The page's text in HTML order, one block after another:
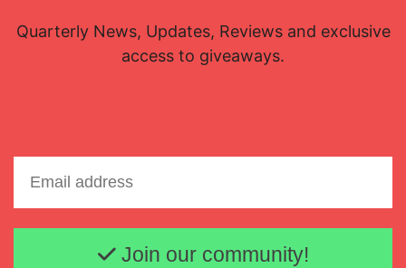
Quarterly News, Updates, Reviews and exclusive
access to giveaways.
Email address
Join our community!